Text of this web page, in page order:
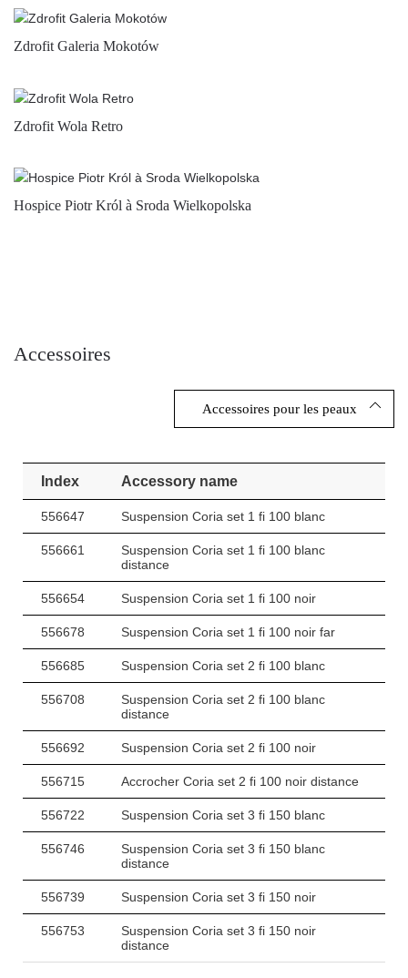
Zdrofit Galeria Mokotów
Zdrofit Wola Retro
Hospice Piotr Król à Sroda Wielkopolska
Accessoires
Accessoires pour les peaux
Index Accessory name
556647 Suspension Coria set 1 fi 100 blanc
556661
Suspension Coria set 1 fi 100 blanc
distance
556654 Suspension Coria set 1 fi 100 noir
556678 Suspension Coria set 1 fi 100 noir far
556685 Suspension Coria set 2 fi 100 blanc
556708
Suspension Coria set 2 fi 100 blanc
distance
556692 Suspension Coria set 2 fi 100 noir
556715 Accrocher Coria set 2 fi 100 noir distance
556722 Suspension Coria set 3 fi 150 blanc
556746
Suspension Coria set 3 fi 150 blanc
distance
556739 Suspension Coria set 3 fi 150 noir
556753
Suspension Coria set 3 fi 150 noir
distance